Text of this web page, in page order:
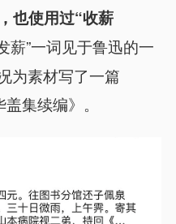
也使用过“收薪
薪”一词见于鲁迅的一
为素材写了一篇
集续编》。